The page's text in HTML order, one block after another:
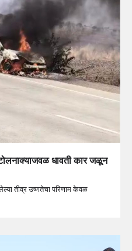
धावती कार जळून
तीव्र उष्णतेचा परिणाम केवळ